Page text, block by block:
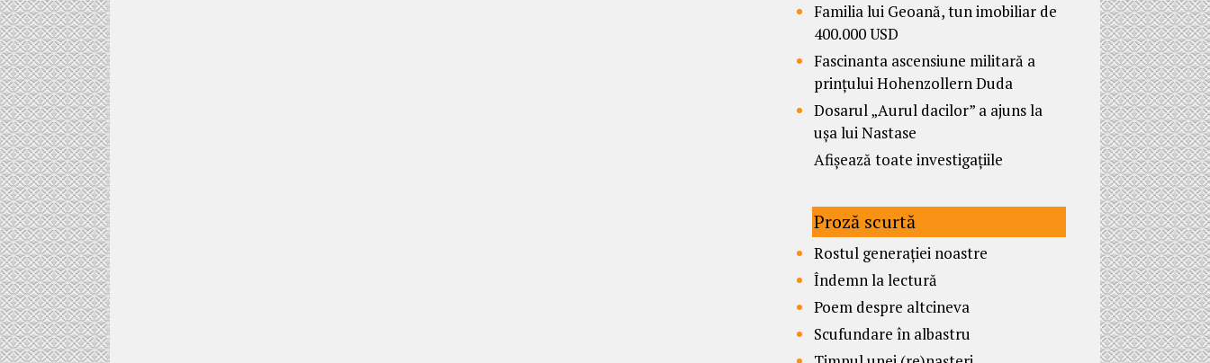
Familia lui Geoană, tun imobiliar de
400.000 USD
Fascinanta ascensiune militară a
prințului Hohenzollern Duda
Dosarul „Aurul dacilor” a ajuns la
ușa lui Nastase
Afișează toate investigațiile
Proză scurtă
Rostul generației noastre
Îndemn la lectură
Poem despre altcineva
Scufundare în albastru